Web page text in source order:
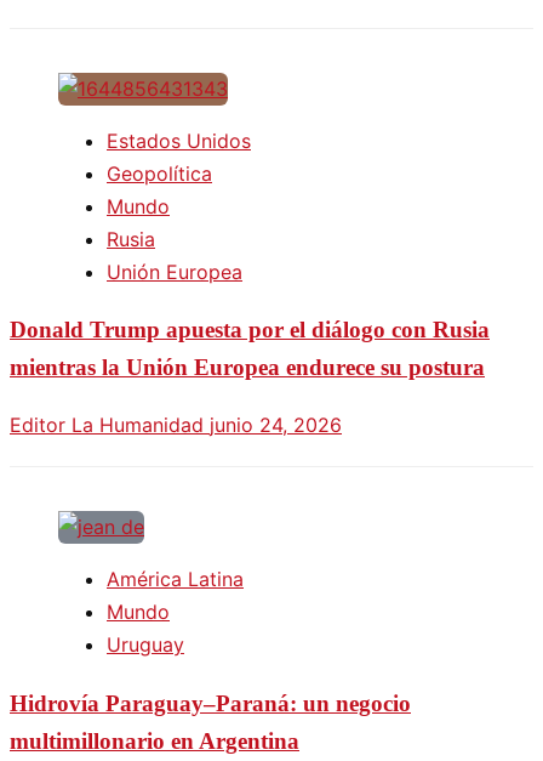
Estados Unidos
Geopolítica
Mundo
Rusia
Unión Europea
Donald Trump apuesta por el diálogo con Rusia
mientras la Unión Europea endurece su postura
Editor La Humanidad junio 24, 2026
América Latina
Mundo
Uruguay
Hidrovía Paraguay–Paraná: un negocio
multimillonario en Argentina